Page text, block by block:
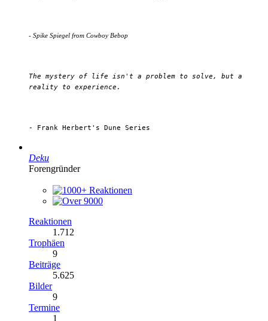
- Spike Spiegel from Cowboy Bebop
The mystery of life isn't a problem to solve, but a
reality to experience.
- Frank Herbert's Dune Series
Deku
Forengründer
Reaktionen
1.712
Trophäen
9
Beiträge
5.625
Bilder
9
Termine
1